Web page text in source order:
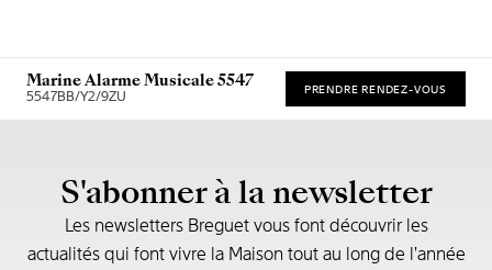
Marine Alarme Musicale 5547
5547BB/Y2/9ZU PRENDRE RENDEZ-VOUS
S'abonner à la newsletter
Les newsletters Breguet vous font découvrir les
actualités qui font vivre la Maison tout au long de l’année